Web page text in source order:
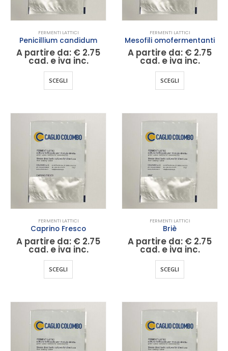
pagina
del
prodotto
pagina
del
prodotto
FERMENTI LATTICI
Penicillium candidum
A partire da: € 2.75
cad. e iva inc.
SCEGLI
prodotto
varianti.
Le
opzioni
possono
essere
scelte
nella
pagina
del
prodotto
FERMENTI LATTICI
Mesofili omofermentanti
A partire da: € 2.75
cad. e iva inc.
SCEGLI
prodotto
varianti.
Le
opzioni
possono
essere
scelte
nella
pagina
del
prodotto
FERMENTI LATTICI
Caprino Fresco
A partire da: € 2.75
cad. e iva inc.
SCEGLI
prodotto
varianti.
Le
opzioni
possono
FERMENTI LATTICI
Briè
A partire da: € 2.75
cad. e iva inc.
SCEGLI
prodotto
varianti.
Le
opzioni
possono